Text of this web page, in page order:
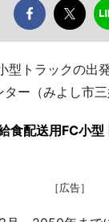
トラックの出
ー（みよし市三
食配送用FC小
［広告］